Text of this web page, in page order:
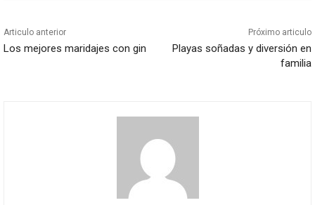
Articulo anterior
Los mejores maridajes con gin
Próximo articulo
Playas soñadas y diversión en
familia